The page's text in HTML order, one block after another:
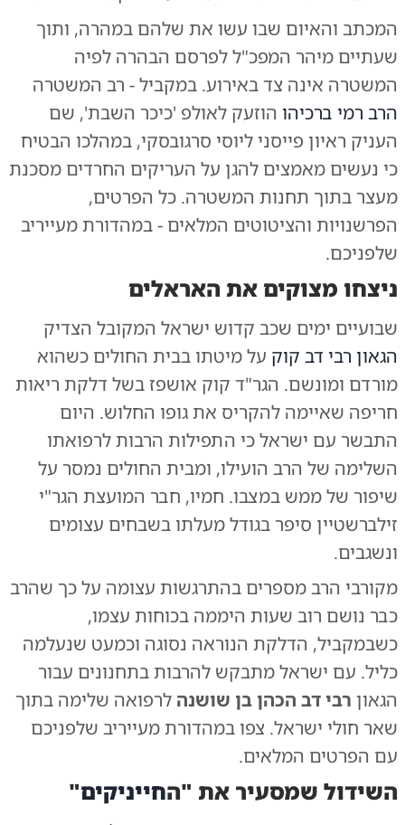
המכתב והאיום שבו עשו את שלהם במהרה, ותוך
שעתיים מיהר המפכ"ל לפרסם הבהרה לפיה
המשטרה אינה צד באירוע. במקביל - רב המשטרה
הרב רמי ברכיהו הוזעק לאולפ 'כיכר השבת', שם
העניק ראיון פייסני ליוסי סרגובסקי, במהלכו הבטיח
כי נעשים מאמצים להגן על העריקים החרדים מסכנת
מעצר בתוך תחנות המשטרה. כל הפרטים,
הפרשנויות והציטוטים המלאים - במהדורת מעייריב
שלפניכם.
ניצחו מצוקים את האראלים
שבועיים ימים שכב קדוש ישראל המקובל הצדיק
הגאון רבי דב קוק על מיטתו בבית החולים כשהוא
מורדם ומונשם. הגר"ד קוק אושפז בשל דלקת ריאות
חריפה שאיימה להקריס את גופו החלוש. היום
התבשר עם ישראל כי התפילות הרבות לרפואתו
השלימה של הרב הועילו, ומבית החולים נמסר על
שיפור של ממש במצבו. חמיו, חבר המועצת הגר"י
זילברשטיין סיפר בגודל מעלתו בשבחים עצומים
ונשגבים.
מקורבי הרב מספרים בהתרגשות עצומה על כך שהרב
כבר נושם רוב שעות היממה בכוחות עצמו,
כשבמקביל, הדלקת הנוראה נסוגה וכמעט שנעלמה
כליל. עם ישראל מתבקש להרבות בתחנונים עבור
הגאון רבי דב הכהן בן שושנה לרפואה שלימה בתוך
שאר חולי ישראל. צפו במהדורת מעייריב שלפניכם
עם הפרטים המלאים.
השידול שמסעיר את "החייניקים"